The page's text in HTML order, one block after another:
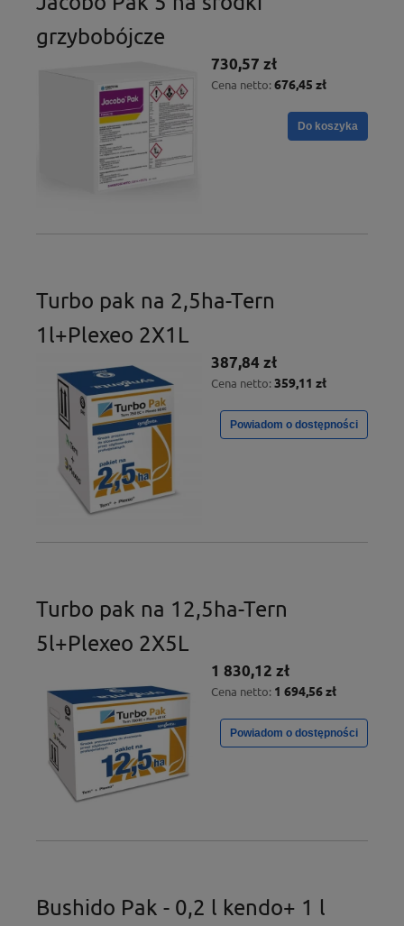
grzybobójcze
730,57 zł
Cena netto: 676,45 zł
Do koszyka
Turbo pak na 2,5ha-Tern
1l+Plexeo 2X1L
387,84 zł
Cena netto: 359,11 zł
Powiadom o dostępności
Turbo pak na 12,5ha-Tern
5l+Plexeo 2X5L
1 830,12 zł
Cena netto: 1 694,56 zł
Powiadom o dostępności
Bushido Pak - 0,2 l kendo+ 1 l